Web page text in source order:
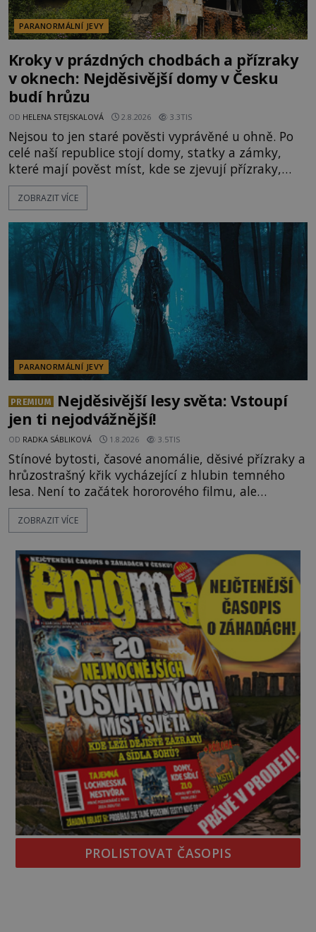
PARANORMÁLNÍ JEVY
Kroky v prázdných chodbách a přízraky
v oknech: Nejděsivější domy v Česku
budí hrůzu
OD HELENA STEJSKALOVÁ 2.8.2026 3.3TIS
Nejsou to jen staré pověsti vyprávěné u ohně. Po
celé naší republice stojí domy, statky a zámky,
které mají pověst míst, kde se zjevují přízraky,
ozývají nevysvětlitelné zvuky nebo se dějí podivné
jevy. Zatímco historici většinou hledají racionální
lokality vykazují nápadně podobná svědectví po
celé generace. A právě tato opakující se svědectví
ZOBRAZIT VÍCE
PARANORMÁLNÍ JEVY
PREMIUM
Nejděsivější lesy světa: Vstoupí
jen ti nejodvážnější!
OD RADKA SÁBLIKOVÁ 1.8.2026 3.5TIS
Stínové bytosti, časové anomálie, děsivé přízraky a
hrůzostrašný křik vycházející z hlubin temného
lesa. Není to začátek hororového filmu, ale
události, které popisují návštěvníci lesů, které jsou
označovány jako nejděsivější na světě. Lidé bydlící
vyhýbají! Už jste o těchto lesích slyšeli? A odvážili
byste se je navštívit? [gallery ids="17
ZOBRAZIT VÍCE
PROLISTOVAT ČASOPIS